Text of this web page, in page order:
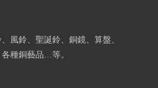
風鈴、聖誕鈴、銅鏡、算盤、
種銅藝品…等。